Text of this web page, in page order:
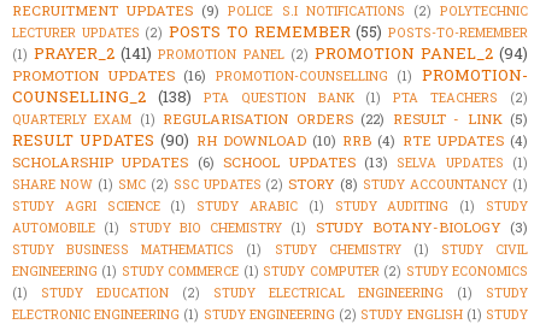
RECRUITMENT UPDATES (9) POLICE S.I NOTIFICATIONS (2) POLYTECHNIC
LECTURER UPDATES (2) POSTS TO REMEMBER (55) POSTS-TO-REMEMBER
(1) PRAYER_2 (141) PROMOTION PANEL (2) PROMOTION PANEL_2 (94)
PROMOTION UPDATES (16) PROMOTION-COUNSELLING (1)
PROMOTION-
COUNSELLING_2 (138) PTA QUESTION BANK (1) PTA TEACHERS
(2)
QUARTERLY EXAM (1) REGULARISATION ORDERS (22) RESULT - LINK (5)
RESULT UPDATES (90) RH DOWNLOAD (10) RRB (4) RTE UPDATES (4)
SCHOLARSHIP UPDATES (6) SCHOOL UPDATES (13) SELVA UPDATES
(1)
SHARE NOW (1) SMC (2) SSC UPDATES (2) STORY (8) STUDY ACCOUNTANCY (1)
STUDY AGRI SCIENCE
(1) STUDY ARABIC (1) STUDY AUDITING (1)
STUDY
AUTOMOBILE (1) STUDY BIO CHEMISTRY (1) STUDY BOTANY-BIOLOGY (3)
STUDY BUSINESS MATHEMATICS (1) STUDY CHEMISTRY (1)
STUDY CIVIL
ENGINEERING (1) STUDY COMMERCE (1) STUDY COMPUTER (2) STUDY ECONOMICS
(1)
STUDY EDUCATION (2) STUDY ELECTRICAL ENGINEERING (1)
STUDY
ELECTRONIC ENGINEERING (1) STUDY ENGINEERING (2) STUDY ENGLISH (1) STUDY